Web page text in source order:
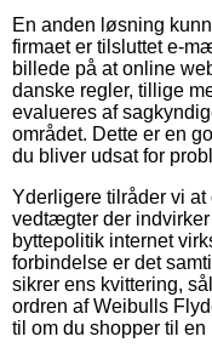
En anden løsning
firmaet er tilsluttet e-
billede på at online
danske regler, tillige
evalueres af
området. Dette er en
du bliver udsat for
Yderligere tilråder vi
vedtægter der
byttepolitik internet
forbindelse er det
sikrer ens kvittering,
ordren af Weibulls
til om du shopper til